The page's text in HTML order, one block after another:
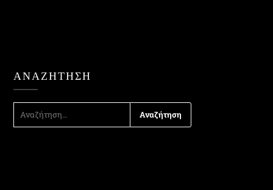
ΑΝΑΖΉΤΗΣΗ
ΑΝΑΖΉΤΗΣΗ
ΓΙΑ: